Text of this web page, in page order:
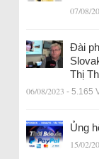
07/08/
Đài
Thị
06/08/2023 - 5.165
Ủng
15/02/